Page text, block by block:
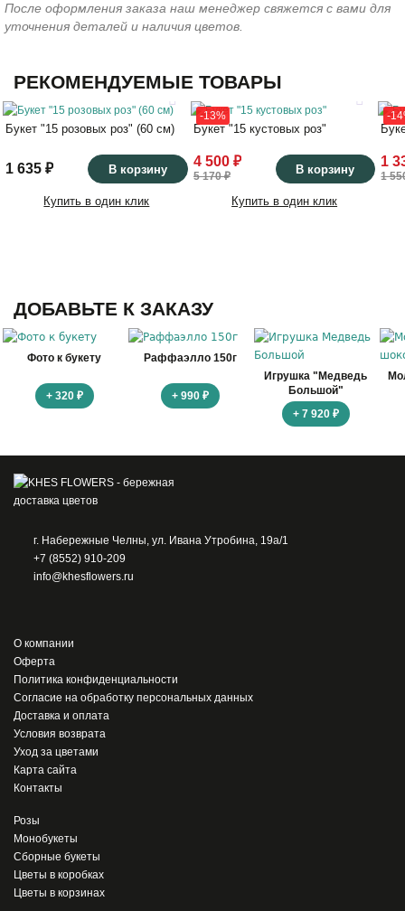
После оформления заказа наш менеджер свяжется с вами для
уточнения деталей и наличия цветов.
РЕКОМЕНДУЕМЫЕ ТОВАРЫ
Букет "15 розовых роз" (60 см)
1 635 ₽ В корзину
Купить в один клик
-13%
Букет "15 кустовых роз"
4 500 ₽
5 170 ₽ В корзину
Купить в один клик
-
1
1
ДОБАВЬТЕ К ЗАКАЗУ
Фото к букету
+ 320 ₽
Раффаэлло 150г
+ 990 ₽
Игрушка "Медведь
Большой"
+ 7 920 ₽
г. Набережные Челны, ул. Ивана Утробина, 19а/1
+7 (8552) 910-209
info@khesflowers.ru
О компании
Оферта
Политика конфиденциальности
Согласие на обработку персональных данных
Доставка и оплата
Условия возврата
Уход за цветами
Карта сайта
Контакты
Розы
Монобукеты
Сборные букеты
Цветы в коробках
Цветы в корзинах